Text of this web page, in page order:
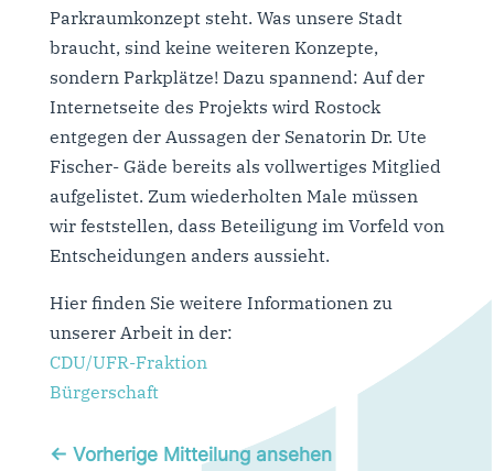
Parkraumkonzept steht. Was unsere Stadt
braucht, sind keine weiteren Konzepte,
sondern Parkplätze! Dazu spannend: Auf der
Internetseite des Projekts wird Rostock
entgegen der Aussagen der Senatorin Dr. Ute
Fischer- Gäde bereits als vollwertiges Mitglied
aufgelistet. Zum wiederholten Male müssen
wir feststellen, dass Beteiligung im Vorfeld von
Entscheidungen anders aussieht.
Hier finden Sie weitere Informationen zu
unserer Arbeit in der:
CDU/UFR-Fraktion
Bürgerschaft
← Vorherige Mitteilung ansehen